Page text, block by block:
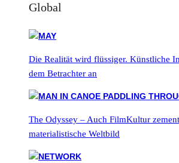
Global
Die Realität wird flüssiger. Künstliche
dem Betrachter an
The Odyssey – Auch FilmKultur
materialistische Weltbild